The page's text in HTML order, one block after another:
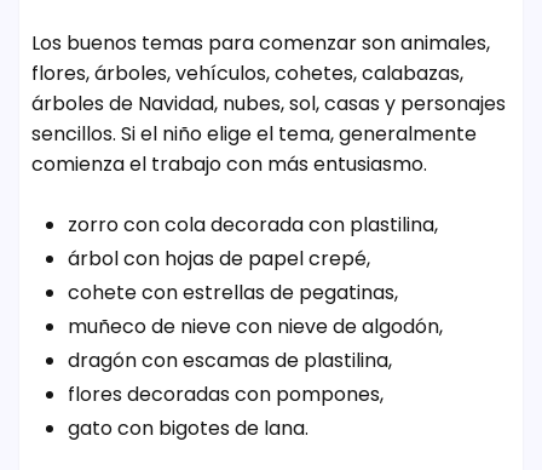
Los buenos temas para comenzar son animales,
flores, árboles, vehículos, cohetes, calabazas,
árboles de Navidad, nubes, sol, casas y personajes
sencillos. Si el niño elige el tema, generalmente
comienza el trabajo con más entusiasmo.
zorro con cola decorada con plastilina,
árbol con hojas de papel crepé,
cohete con estrellas de pegatinas,
muñeco de nieve con nieve de algodón,
dragón con escamas de plastilina,
flores decoradas con pompones,
gato con bigotes de lana.